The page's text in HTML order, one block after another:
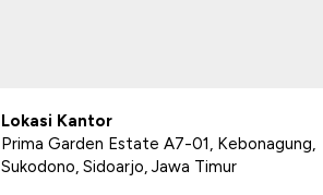
Lokasi Kantor
Prima Garden Estate A7-01, Kebonagung,
Sukodono, Sidoarjo, Jawa Timur